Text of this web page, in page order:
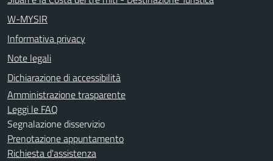
W-MYSIR
Informativa privacy
Note legali
Dichiarazione di accessibilità
Amministrazione trasparente
Leggi le FAQ
Segnalazione disservizio
Prenotazione appuntamento
Richiesta d'assistenza